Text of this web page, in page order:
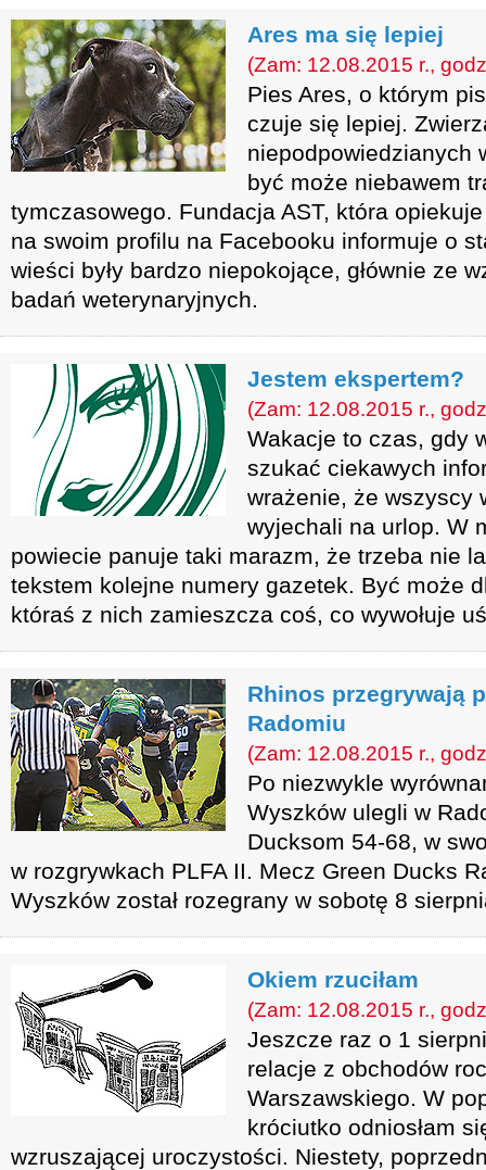
Ares ma się lepiej
(Zam: 12.08.2015 r.,
Pies Ares, o którym
czuje się lepiej.
niepodpowiedzianych
być może niebawem
tymczasowego. Fundacja AST, która
na swoim profilu na Facebooku informuje o
wieści były bardzo niepokojące, głównie ze
badań weterynaryjnych.
Jestem ekspertem?
(Zam: 12.08.2015 r.,
Wakacje to czas, gdy
szukać ciekawych
wrażenie, że wszyscy
wyjechali na urlop. W
powiecie panuje taki marazm, że trzeba nie
tekstem kolejne numery gazetek. Być może
któraś z nich zamieszcza coś, co wywołuje
Rhinos przegrywają
Radomiu
(Zam: 12.08.2015 r.,
Po niezwykle
Wyszków ulegli w
Ducksom 54-68, w
w rozgrywkach PLFA II. Mecz Green Ducks
Wyszków został rozegrany w sobotę 8
Okiem rzuciłam
(Zam: 12.08.2015 r.,
Jeszcze raz o 1
relacje z obchodów
Warszawskiego. W
króciutko odniosłam
wzruszającej uroczystości. Niestety,